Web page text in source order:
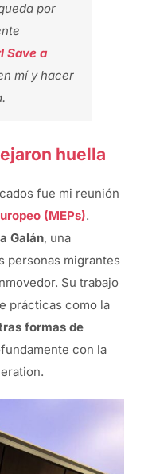
por
Save a
mí y hacer
huella
fue mi reunión
(MEPs).
Galán, una
personas migrantes
Su trabajo
prácticas como la
formas de
con la